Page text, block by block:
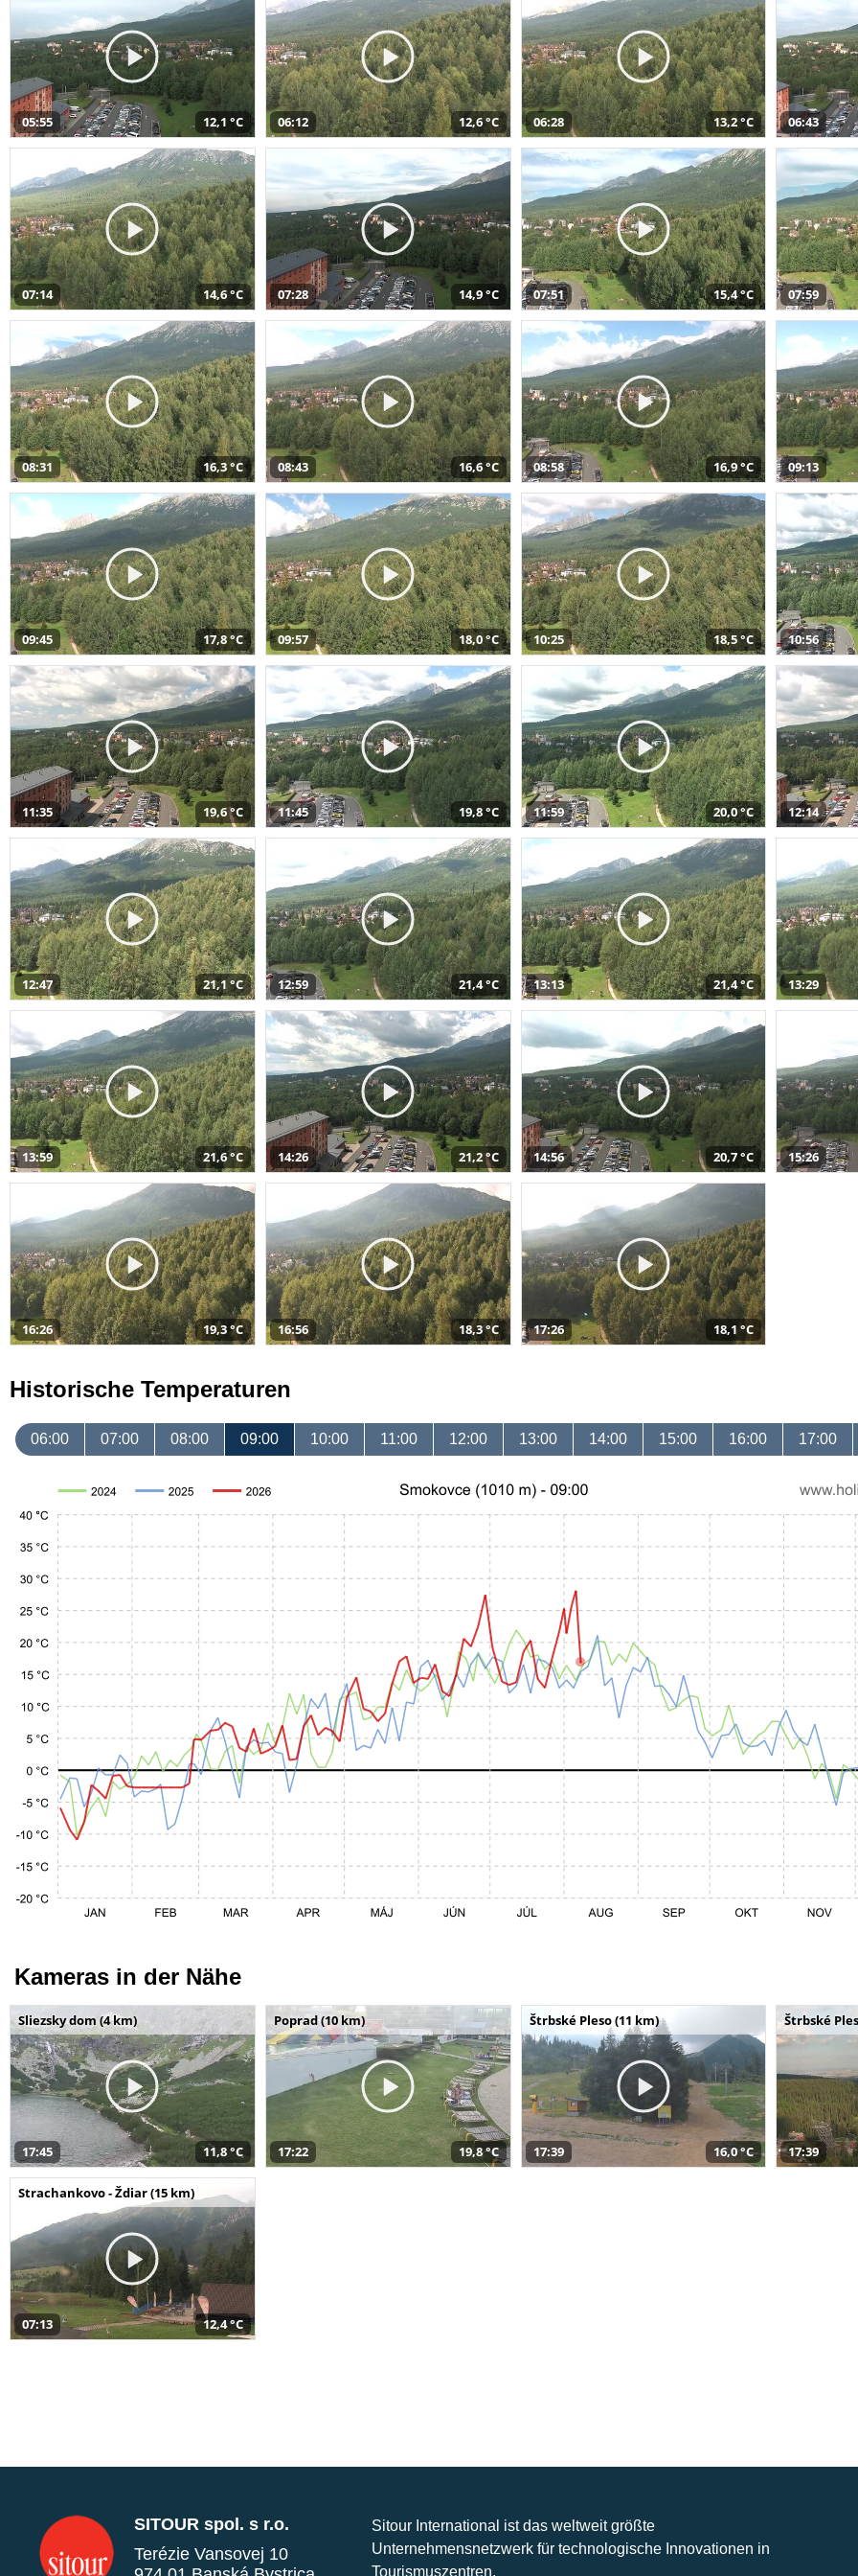
05:55 12,1 °C 06:12 12,6 °C 06:28 13,2 °C 06:43
07:14 14,6 °C 07:28 14,9 °C 07:51 15,4 °C 07:59
08:31 16,3 °C 08:43 16,6 °C 08:58 16,9 °C 09:13
09:45 17,8 °C 09:57 18,0 °C 10:25 18,5 °C 10:56
11:35 19,6 °C 11:45 19,8 °C 11:59 20,0 °C 12:14
12:47 21,1 °C 12:59 21,4 °C 13:13 21,4 °C 13:29
13:59 21,6 °C 14:26 21,2 °C 14:56 20,7 °C 15:26
16:26 19,3 °C 16:56 18,3 °C 17:26 18,1 °C
Historische Temperaturen
06:00 07:00 08:00 09:00 10:00 11:00 12:00 13:00 14:00 15:00 16:00 17:00
Kameras in der Nähe
Sliezsky dom (4 km)
17:45 11,8 °C
Poprad (10 km)
17:22 19,8 °C
Štrbské Pleso (11 km)
17:39 16,0 °C
Štrbské
17:39
Strachankovo - Ždiar (15 km)
07:13 12,4 °C
SITOUR spol. s r.o.
Terézie Vansovej 10
Sitour International ist das weltweit größte
Unternehmensnetzwerk für technologische Innovationen in
Tourismuszentren.